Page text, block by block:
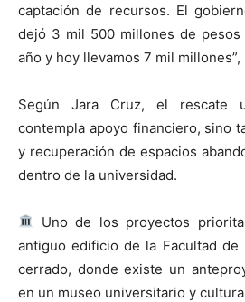
captación de recursos. El
dejó 3 mil 500 millones de pesos
año y hoy llevamos 7 mil millones”,
Según Jara Cruz, el rescate
contempla apoyo financiero, sino
y recuperación de espacios
dentro de la universidad.
Uno de los proyectos
antiguo edificio de la Facultad de
cerrado, donde existe un
en un museo universitario y